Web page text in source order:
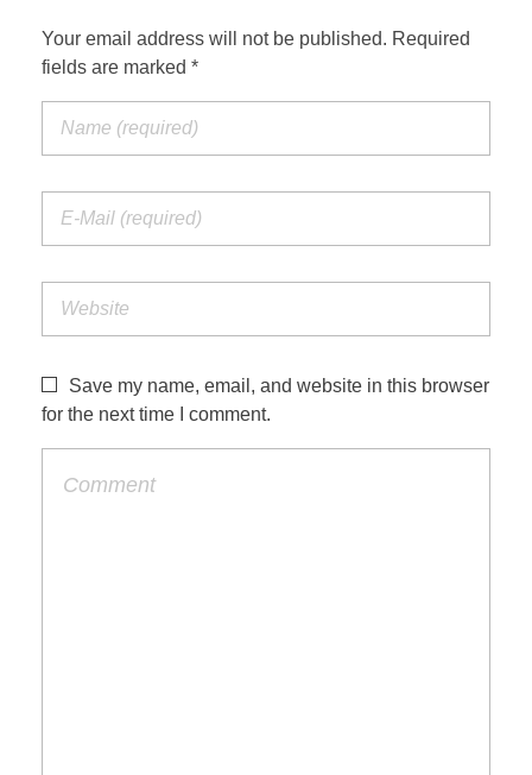
Your email address will not be published. Required
fields are marked *
Save my name, email, and website in this browser
for the next time I comment.